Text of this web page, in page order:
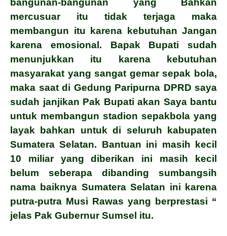
bangunan-bangunan yang Bahkan
mercusuar itu tidak terjaga maka
membangun itu karena kebutuhan Jangan
karena emosional. Bapak Bupati sudah
menunjukkan itu karena kebutuhan
masyarakat yang sangat gemar sepak bola,
maka saat di Gedung Paripurna DPRD saya
sudah janjikan Pak Bupati akan Saya bantu
untuk membangun stadion sepakbola yang
layak bahkan untuk di seluruh kabupaten
Sumatera Selatan. Bantuan ini masih kecil
10 miliar yang diberikan ini masih kecil
belum seberapa dibanding sumbangsih
nama baiknya Sumatera Selatan ini karena
putra-putra Musi Rawas yang berprestasi “
jelas Pak Gubernur Sumsel itu.